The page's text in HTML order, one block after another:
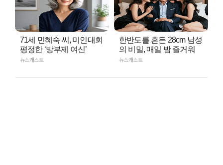
71세 민혜숙 씨, 미인대회
평정한 ‘방부제 여신’
뉴스캐스트
한반도를 흔든 28cm 남성
의 비밀, 매일 밤 즐거워
뉴스캐스트